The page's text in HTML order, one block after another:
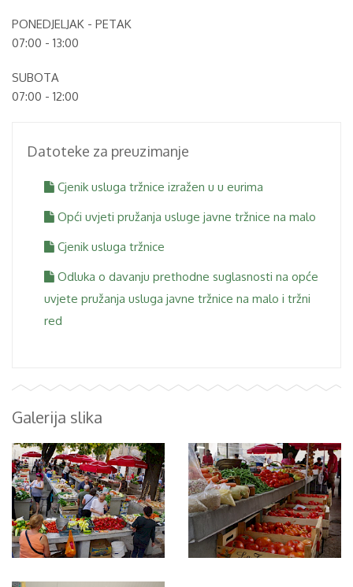
PONEDJELJAK - PETAK
07:00 - 13:00
SUBOTA
07:00 - 12:00
Datoteke za preuzimanje
Cjenik usluga tržnice izražen u u eurima
Opći uvjeti pružanja usluge javne tržnice na malo
Cjenik usluga tržnice
Odluka o davanju prethodne suglasnosti na opće
uvjete pružanja usluga javne tržnice na malo i tržni
red
Galerija slika